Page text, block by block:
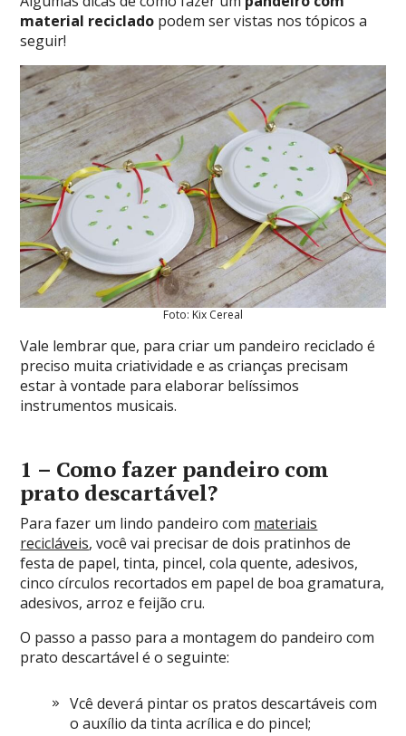
material reciclado podem ser vistas nos tópicos a
seguir!
Foto: Kix Cereal
Vale lembrar que, para criar um pandeiro reciclado é
preciso muita criatividade e as crianças precisam
estar à vontade para elaborar belíssimos
instrumentos musicais.
1 – Como fazer pandeiro com
prato descartável?
Para fazer um lindo pandeiro com materiais
recicláveis, você vai precisar de dois pratinhos de
festa de papel, tinta, pincel, cola quente, adesivos,
cinco círculos recortados em papel de boa gramatura,
adesivos, arroz e feijão cru.
O passo a passo para a montagem do pandeiro com
prato descartável é o seguinte:
Vcê deverá pintar os pratos descartáveis com
o auxílio da tinta acrílica e do pincel;